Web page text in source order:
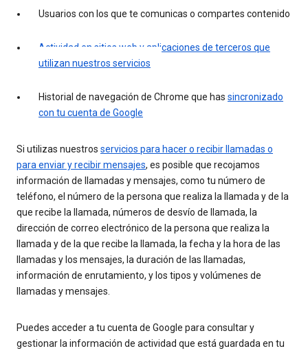
Usuarios con los que te comunicas o compartes contenido
Actividad en sitios web y aplicaciones de terceros que
utilizan nuestros servicios
Historial de navegación de Chrome que has sincronizado
con tu cuenta de Google
Si utilizas nuestros servicios para hacer o recibir llamadas o
para enviar y recibir mensajes, es posible que recojamos
información de llamadas y mensajes, como tu número de
teléfono, el número de la persona que realiza la llamada y de la
que recibe la llamada, números de desvío de llamada, la
dirección de correo electrónico de la persona que realiza la
llamada y de la que recibe la llamada, la fecha y la hora de las
llamadas y los mensajes, la duración de las llamadas,
información de enrutamiento, y los tipos y volúmenes de
llamadas y mensajes.
Puedes acceder a tu cuenta de Google para consultar y
gestionar la información de actividad que está guardada en tu